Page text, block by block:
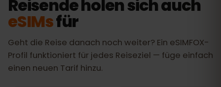
Reisende holen sich auch
eSIMsfür
Geht die Reise danach noch weiter? Ein eSIMFOX-
Profil funktioniert für jedes Reiseziel — füge einfach
einen neuen Tarif hinzu.